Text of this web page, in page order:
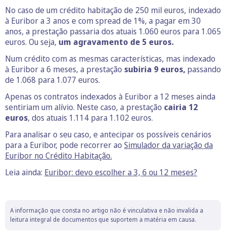
No caso de um crédito habitação de 250 mil euros, indexado
à Euribor a 3 anos e com spread de 1%, a pagar em 30
anos, a prestação passaria dos atuais 1.060 euros para 1.065
euros. Ou seja, um agravamento de 5 euros.
Num crédito com as mesmas características, mas indexado
à Euribor a 6 meses, a prestação subiria 9 euros, passando
de 1.068 para 1.077 euros.
Apenas os contratos indexados à Euribor a 12 meses ainda
sentiriam um alívio. Neste caso, a prestação cairia 12
euros, dos atuais 1.114 para 1.102 euros.
Para analisar o seu caso, e antecipar os possíveis cenários
para a Euribor, pode recorrer ao Simulador da variação da
Euribor no Crédito Habitação.
Leia ainda: Euribor: devo escolher a 3, 6 ou 12 meses?
A informação que consta no artigo não é vinculativa e não invalida a
leitura integral de documentos que suportem a matéria em causa.